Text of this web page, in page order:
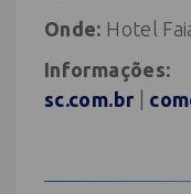
Onde: Hotel
Informações:
sc.com.br